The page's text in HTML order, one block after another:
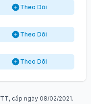
Theo Dõi
Theo Dõi
Theo Dõi
cấp ngày 08/02/2021.